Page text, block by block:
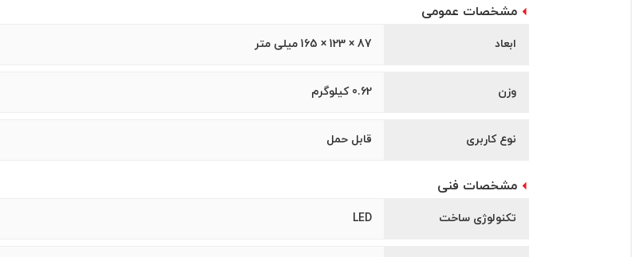
مشخصات عمومی
ابعاد 87 × 123 × 165 میلی متر
وزن 0.62 کیلوگرم
نوع کاربری قابل حمل
مشخصات فنی
تکنولوژی ساخت LED